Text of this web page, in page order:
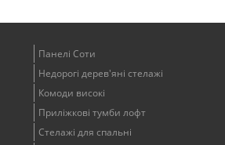
Панелі Соти
Недорогі дерев'яні стелажі
Комоди високі
Приліжкові тумби лофт
Стелажі для спальні